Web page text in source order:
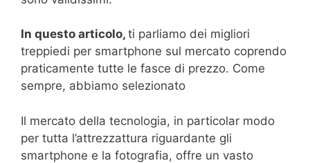
In questo articolo, ti parliamo dei migliori
treppiedi per smartphone sul mercato coprendo
praticamente tutte le fasce di prezzo. Come
sempre, abbiamo selezionato
Il mercato della tecnologia, in particolar modo
per tutta l’attrezzattura riguardante gli
smartphone e la fotografia, offre un vasto